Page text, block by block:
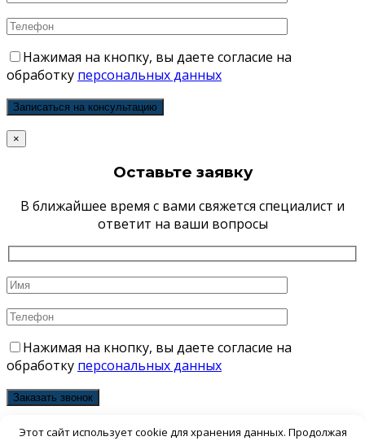
Нажимая на кнопку, вы даете согласие на
обработку персональных данных
×
Оставьте заявку
В ближайшее время с вами свяжется специалист и
ответит на ваши вопросы
Нажимая на кнопку, вы даете согласие на
обработку персональных данных
Этот сайт использует cookie для хранения данных. Продолжая